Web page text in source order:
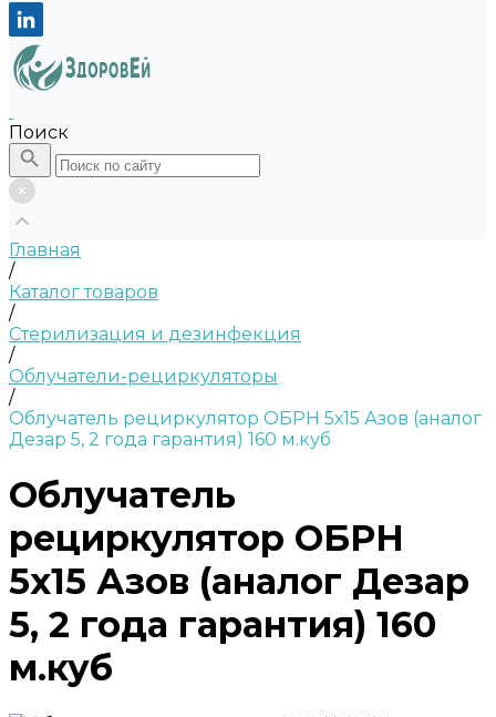
Поиск
Главная
/
Каталог товаров
/
Стерилизация и дезинфекция
/
Облучатели-рециркуляторы
/
Облучатель рециркулятор ОБРН 5х15 Азов (аналог
Дезар 5, 2 года гарантия) 160 м.куб
Облучатель
рециркулятор ОБРН
5х15 Азов (аналог Дезар
5, 2 года гарантия) 160
м.куб